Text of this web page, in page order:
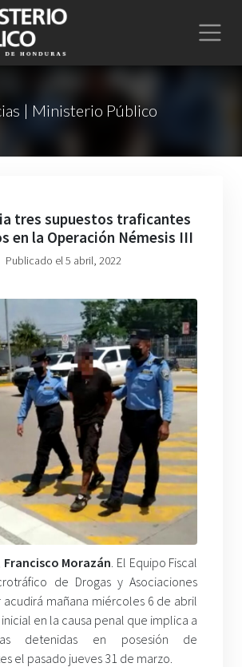
| Ministerio Público
tres supuestos traficantes
en la Operación Némesis III
Publicado el 5 abril, 2022
Morazán . El Equipo Fiscal
de Drogas y Asociaciones
acudirá mañana miércoles 6 de abril
en la causa penal que implica a
detenidas en posesión de
el pasado jueves 31 de marzo.